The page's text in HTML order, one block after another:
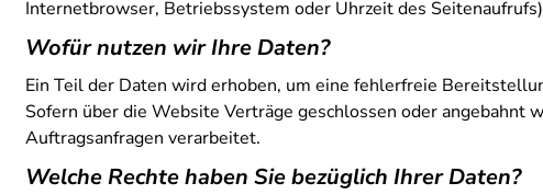
Internetbrowser, Betriebssystem oder Uhrzeit des
Wofür nutzen wir Ihre Daten?
Ein Teil der Daten wird erhoben, um eine fehlerfreie
Sofern über die Website Verträge geschlossen oder
Auftragsanfragen verarbeitet.
Welche Rechte haben Sie bezüglich Ihrer Daten?